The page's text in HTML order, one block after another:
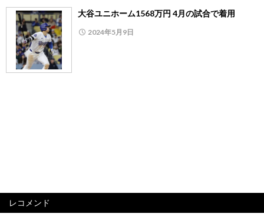
大谷ユニホーム1568万円 4月の試合で着用
2024年5月9日
レコメンド